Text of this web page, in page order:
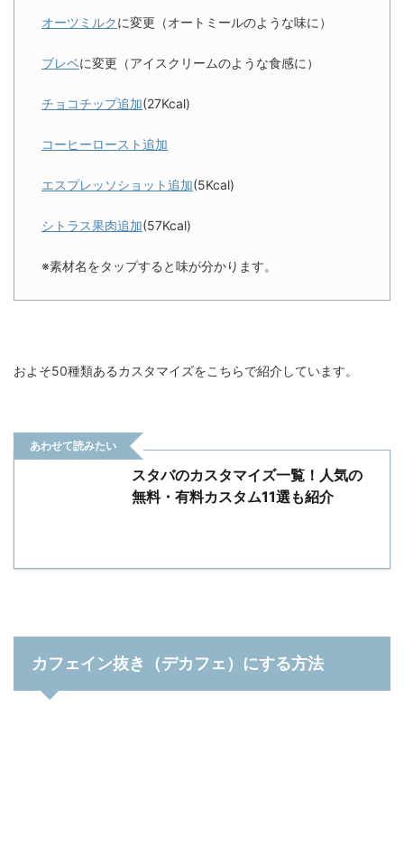
オーツミルクに変更（オートミールのような味に）
ブレベに変更（アイスクリームのような食感に）
チョコチップ追加(27Kcal)
コーヒーロースト追加
エスプレッソショット追加(5Kcal)
シトラス果肉追加(57Kcal)
※素材名をタップすると味が分かります。
およそ50種類あるカスタマイズをこちらで紹介しています。
あわせて読みたい
スタバのカスタマイズ一覧！人気の
無料・有料カスタム11選も紹介
カフェイン抜き（デカフェ）にする方法